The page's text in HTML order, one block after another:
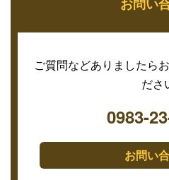
ご質問などありましたら
ださ
0983-
お問い